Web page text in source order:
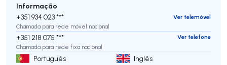
Informação
+351 934 023 ***
Ver telemóvel
Chamada para rede móvel nacional
+351 218 075 ***
Ver telefone
Chamada para rede fixa nacional
Português Inglês